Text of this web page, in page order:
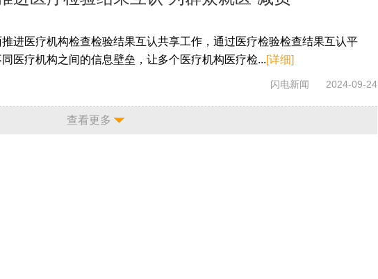
进医疗机构检查检验结果互认共享工作，通过医疗检验检查结果互认平
医疗机构之间的信息壁垒，让多个医疗机构医疗检...[详细]
闪电新闻 2024-09-24
查看更多